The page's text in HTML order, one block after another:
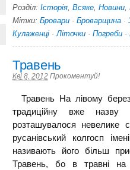
Розділ: Історія Всяке Новини
Мітки: Бровари · Броварщина ·
Кулаженці · Літочки · Погреби ·
Травень
Кві 8, 2012 Прокоментуй!
Травень На лівому
традиційну вже назву
розташувалося
русанівський колгосп
називають його більш
Травень, бо в травні на